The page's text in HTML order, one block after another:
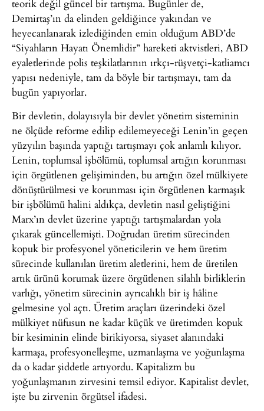
teorik değil güncel bir tartışma. Bugünler de,
Demirtaş’ın da elinden geldiğince yakından ve
heyecanlanarak izlediğinden emin olduğum ABD’de
“Siyahların Hayatı Önemlidir” hareketi aktvistleri, ABD
eyaletlerinde polis teşkilatlarının ırkçı-rüşvetçi-katliamcı
yapısı nedeniyle, tam da böyle bir tartışmayı, tam da
bugün yapıyorlar.
Bir devletin, dolayısıyla bir devlet yönetim sisteminin
ne ölçüde reforme edilip edilemeyeceği Lenin’in geçen
yüzyılın başında yaptığı tartışmayı çok anlamlı kılıyor.
Lenin, toplumsal işbölümü, toplumsal artığın korunması
için örgütlenen gelişiminden, bu artığın özel mülkiyete
dönüştürülmesi ve korunması için örgütlenen karmaşık
bir işbölümü halini aldıkça, devletin nasıl geliştiğini
Marx’ın devlet üzerine yaptığı tartışmalardan yola
çıkarak güncellemişti. Doğrudan üretim sürecinden
kopuk bir profesyonel yöneticilerin ve hem üretim
sürecinde kullanılan üretim aletlerini, hem de üretilen
artık ürünü korumak üzere örgütlenen silahlı birliklerin
varlığı, yönetim sürecinin ayrıcalıklı bir iş hâline
gelmesine yol açtı. Üretim araçları üzerindeki özel
mülkiyet nüfusun ne kadar küçük ve üretimden kopuk
bir kesiminin elinde birikiyorsa, siyaset alanındaki
karmaşa, profesyonelleşme, uzmanlaşma ve yoğunlaşma
da o kadar şiddetle artıyordu. Kapitalizm bu
yoğunlaşmanın zirvesini temsil ediyor. Kapitalist devlet,
işte bu zirvenin örgütsel ifadesi.